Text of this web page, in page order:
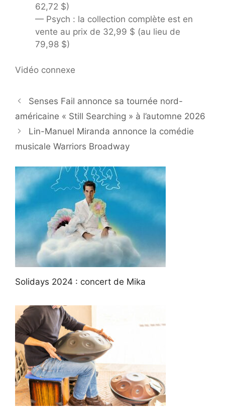
62,72 $)
— Psych : la collection complète est en
vente au prix de 32,99 $ (au lieu de
79,98 $)
Vidéo connexe
Senses Fail annonce sa tournée nord-
américaine « Still Searching » à l’automne 2026
Lin-Manuel Miranda annonce la comédie
musicale Warriors Broadway
Solidays 2024 : concert de Mika